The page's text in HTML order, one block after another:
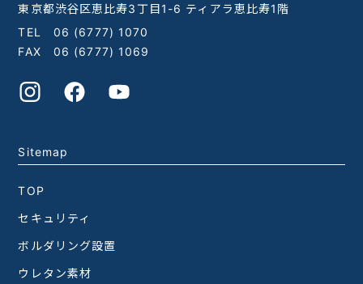
東京都渋谷区恵比寿3丁目1-6 ティアラ恵比寿1階
TEL 06 (6777) 1070
FAX 06 (6777) 1069
Sitemap
TOP
セキュリティ
ボルダリング設置
ウレタン素材